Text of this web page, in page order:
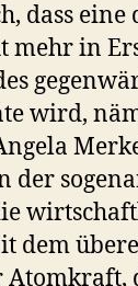
dass eine
mehr in
wird,
der
dem
Atomkraft,